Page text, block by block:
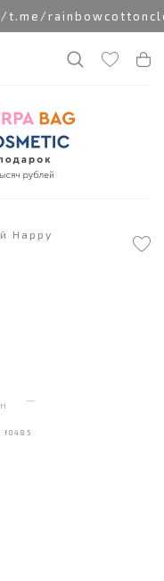
t.me/
f0485